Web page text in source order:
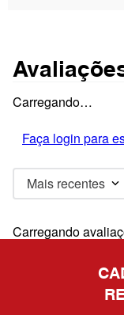
Carregando…
Faça login para
Mais recentes
Carregando